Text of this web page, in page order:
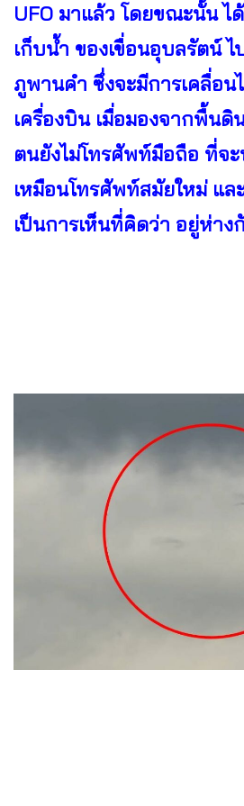
UFO มาแล้ว โดยขณะนั้น ไ
เก็บน้ำ ของเขื่อนอุบลรัตน์
ภูพานคำ ซึ่งจะมีการเคลื่อน
เครื่องบิน เมื่อมองจากพื้น
ตนยังไม่โทรศัพท์มือถือ ที่จ
เหมือนโทรศัพท์สมัยใหม่ แล
เป็นการเห็นที่คิดว่า อยู่ห่าง